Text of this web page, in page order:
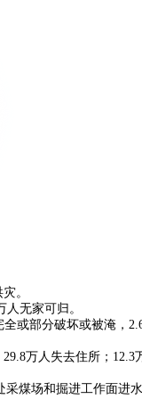
。
无家可归。
或部分破坏或被淹，
万人失去住所；12.3
煤场和掘进工作面进